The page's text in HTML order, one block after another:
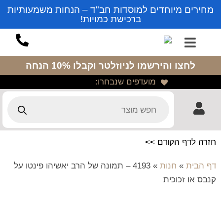
מחירים מיוחדים למוסדות חב"ד – הנחות משמעותיות
ברכישת כמויות!
לחצו והירשמו לניוזלטר וקבלו 10% הנחה
מועדפים שנבחרו:
חזרה לדף הקודם >>
דף הבית » חנות »
4193 – תמונה של הרב יאשיהו פינטו על
קנבס או זכוכית